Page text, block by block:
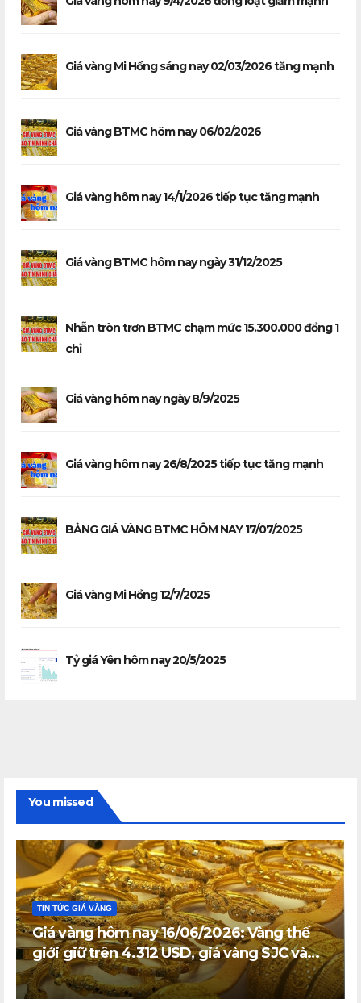
Giá vàng Mi Hồng sáng nay 02/03/2026 tăng mạnh
Giá vàng BTMC hôm nay 06/02/2026
Giá vàng hôm nay 14/1/2026 tiếp tục tăng mạnh
Giá vàng BTMC hôm nay ngày 31/12/2025
Nhẫn tròn trơn BTMC chạm mức 15.300.000 đồng 1
chỉ
Giá vàng hôm nay ngày 8/9/2025
Giá vàng hôm nay 26/8/2025 tiếp tục tăng mạnh
BẢNG GIÁ VÀNG BTMC HÔM NAY 17/07/2025
Giá vàng Mi Hồng 12/7/2025
Tỷ giá Yên hôm nay 20/5/2025
You missed
TIN TỨC GIÁ VÀNG
Giá vàng hôm nay 16/06/2026: Vàng thế
giới giữ trên 4.312 USD, giá vàng SJC và
vàng nhẫn trong nước đi ngang